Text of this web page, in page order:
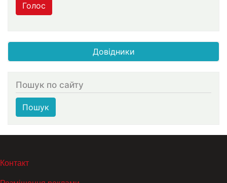
Голос
Довідники
Пошук по сайту
Пошук
МЕНЮ В ПОДВАЛЕ
Контакт